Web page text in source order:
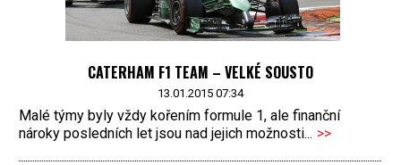
CATERHAM F1 TEAM – VELKÉ SOUSTO
13.01.2015 07:34
Malé týmy byly vždy kořením formule 1, ale finanční
nároky posledních let jsou nad jejich možnosti... >>